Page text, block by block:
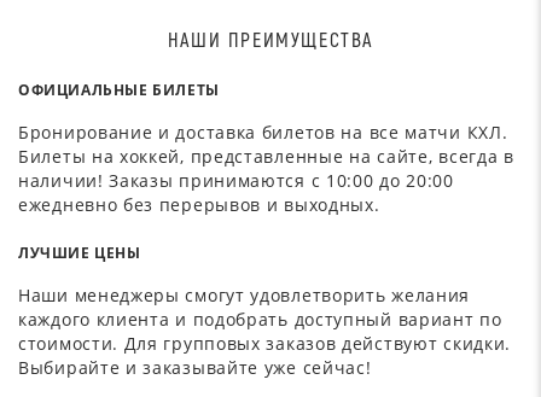
НАШИ ПРЕИМУЩЕСТВА
ОФИЦИАЛЬНЫЕ БИЛЕТЫ
Бронирование и доставка билетов на все матчи КХЛ.
Билеты на хоккей, представленные на сайте, всегда в
наличии! Заказы принимаются с 10:00 до 20:00
ежедневно без перерывов и выходных.
ЛУЧШИЕ ЦЕНЫ
Наши менеджеры смогут удовлетворить желания
каждого клиента и подобрать доступный вариант по
стоимости. Для групповых заказов действуют скидки.
Выбирайте и заказывайте уже сейчас!